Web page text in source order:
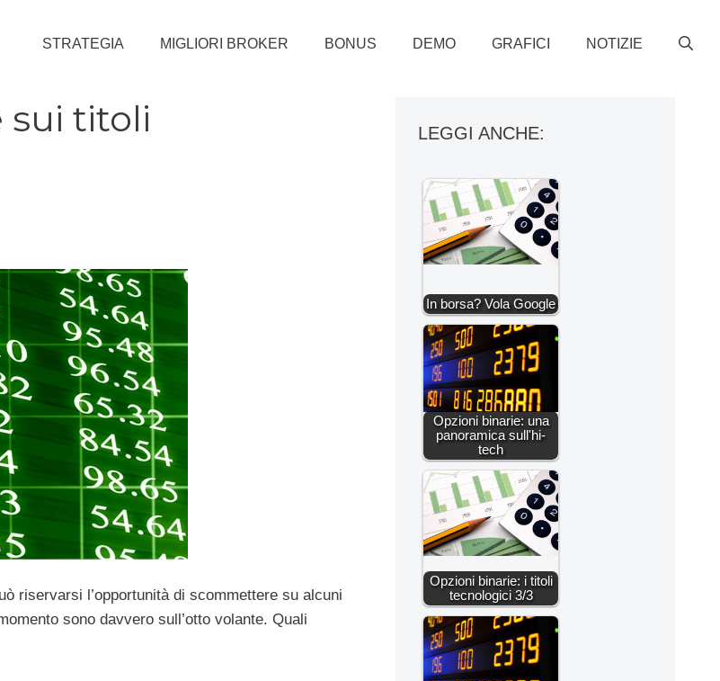
STRATEGIA MIGLIORI BROKER BONUS DEMO GRAFICI NOTIZIE
sui titoli
riservarsi l’opportunità di scommettere su alcuni
sono davvero sull’otto volante. Quali
LEGGI ANCHE:
In borsa? Vola Google
Opzioni binarie: una
panoramica sull'hi-
tech
Opzioni binarie: i titoli
tecnologici 3/3